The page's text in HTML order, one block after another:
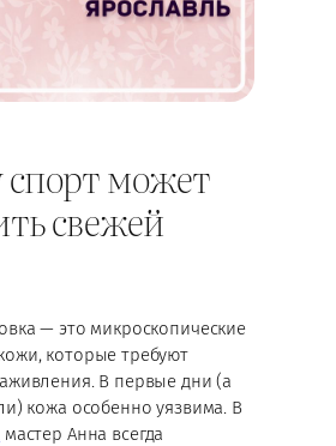
может
свежей
— это микроскопические
которые требуют
В первые дни (а
кожа особенно уязвима. В
мастер Анна всегда